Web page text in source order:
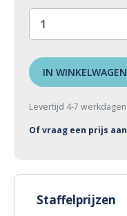
IN WINKELWAGEN
Levertijd 4-7 werkdagen
Of vraag een prijs aan
Staffelprijzen